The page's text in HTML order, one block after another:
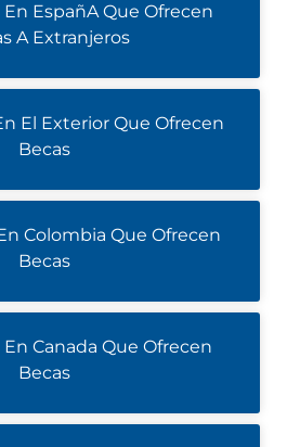
EspañA Que Ofrecen
A Extranjeros
El Exterior Que Ofrecen
Becas
Colombia Que Ofrecen
Becas
Canada Que Ofrecen
Becas